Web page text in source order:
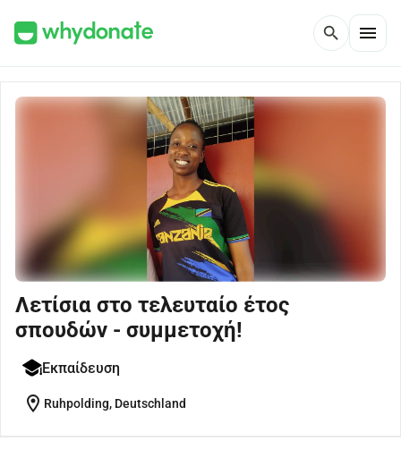
search menu
Λετίσια στο τελευταίο έτος
σπουδών - συμμετοχή!
Εκπαίδευση
location_on Ruhpolding, Deutschland